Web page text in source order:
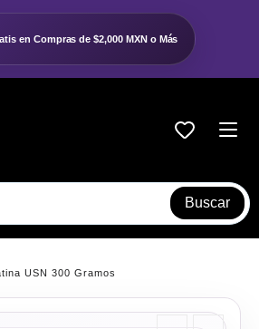
en Compras de$2,000 MXN o Más
Buscar
USN 300 Gramos